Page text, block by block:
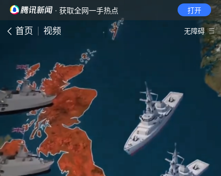
· 获取全网一手热点 打开
首页 视频 无障碍